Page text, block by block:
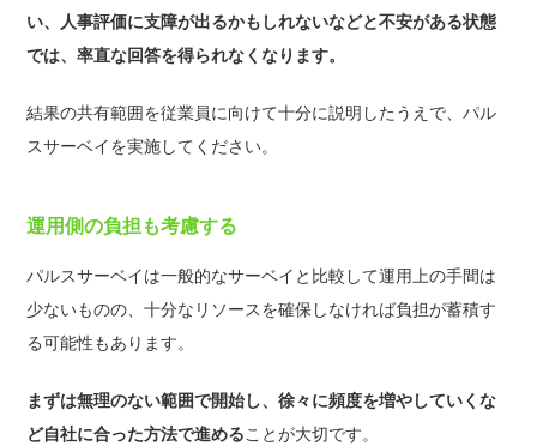
い、人事評価に支障が出るかもしれないなどと不安がある状態
では、率直な回答を得られなくなります。
結果の共有範囲を従業員に向けて十分に説明したうえで、パル
スサーベイを実施してください。
運用側の負担も考慮する
パルスサーベイは一般的なサーベイと比較して運用上の手間は
少ないものの、十分なリソースを確保しなければ負担が蓄積す
る可能性もあります。
まずは無理のない範囲で開始し、徐々に頻度を増やしていくな
ど自社に合った方法で進めることが大切です。